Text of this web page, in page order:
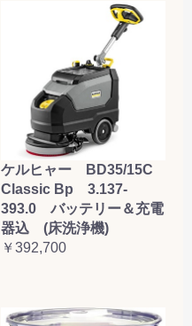
ケルヒャー BD35/15C
Classic Bp 3.137-
393.0 バッテリー＆充電
器込 (床洗浄機)
￥392,700